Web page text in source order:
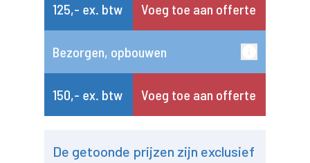
125,- ex. btw Voeg toe aan offerte
Bezorgen, opbouwen
150,- ex. btw Voeg toe aan offerte
De getoonde prijzen zijn exclusief